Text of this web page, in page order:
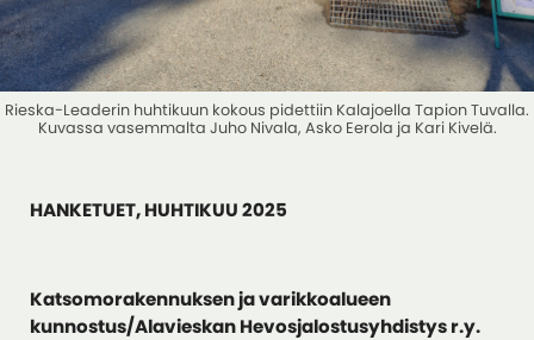
Rieska-Leaderin huhtikuun kokous pidettiin Kalajoella Tapion Tuvalla.
Kuvassa vasemmalta Juho Nivala, Asko Eerola ja Kari Kivelä.
HANKETUET, HUHTIKUU 2025
Katsomorakennuksen ja varikkoalueen
kunnostus/Alavieskan Hevosjalostusyhdistys r.y.